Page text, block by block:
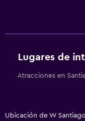
Lugares de
Atracciones en
Ubicación de W